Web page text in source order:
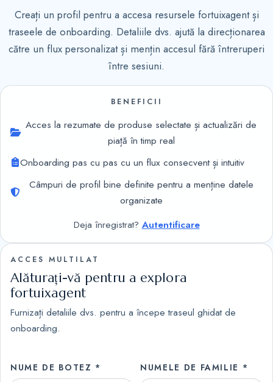
Creați un profil pentru a accesa resursele fortuixagent și
traseele de onboarding. Detaliile dvs. ajută la direcționarea
către un flux personalizat și mențin accesul fără întreruperi
între sesiuni.
BENEFICII
Acces la rezumate de produse selectate și actualizări de
piață în timp real
Onboarding pas cu pas cu un flux consecvent și intuitiv
Câmpuri de profil bine definite pentru a menține datele
organizate
Deja înregistrat? Autentificare
ACCES MULTILAT
Alăturați-vă pentru a explora
fortuixagent
Furnizați detaliile dvs. pentru a începe traseul ghidat de
onboarding.
NUME DE BOTEZ * NUMELE DE FAMILIE *